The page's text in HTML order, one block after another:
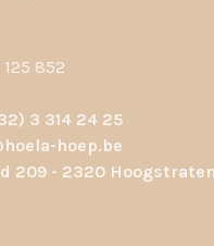
125 852
3 314 24 25
hoep.be
209 - 2320 Hoogstraten